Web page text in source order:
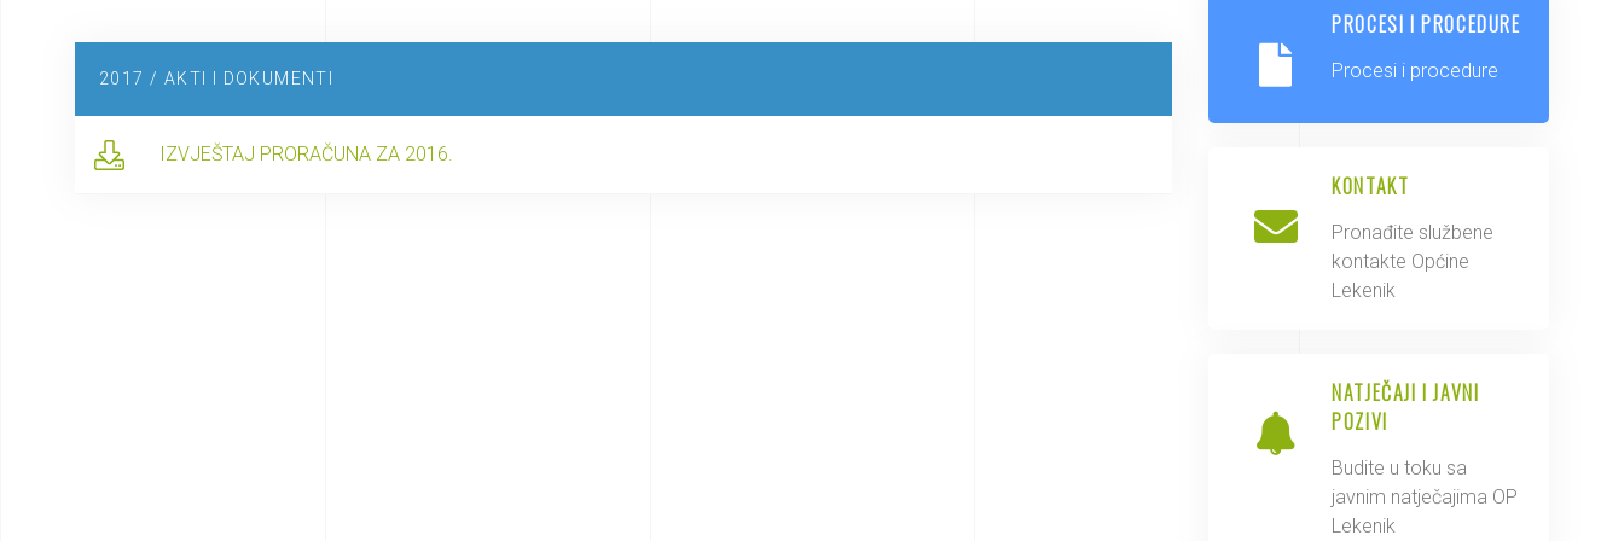
2017 / AKTI I DOKUMENTI
IZVJEŠTAJ PRORAČUNA ZA 2016.
PROCESI I PROCEDURE
Procesi i procedure
KONTAKT
Pronađite službene
kontakte Općine
Lekenik
NATJEČAJI I JAVNI
POZIVI
Budite u toku sa
javnim natječajima OP
Lekenik